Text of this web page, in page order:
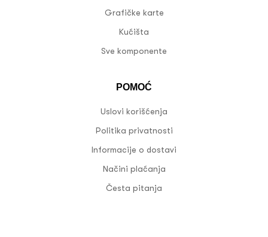
Grafičke karte
Kućišta
Sve komponente
POMOĆ
Uslovi korišćenja
Politika privatnosti
Informacije o dostavi
Načini plaćanja
Česta pitanja